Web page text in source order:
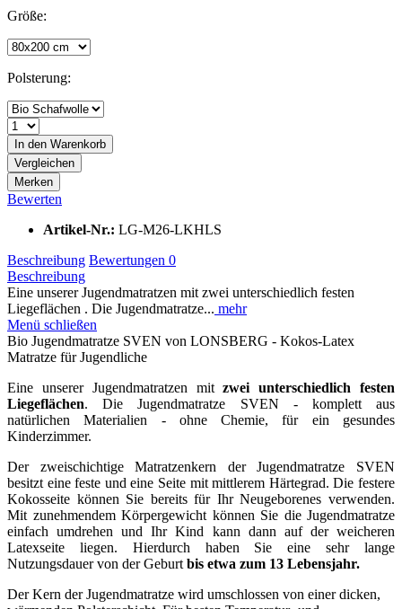
Größe:
Polsterung:
In den Warenkorb
Vergleichen
Merken
Bewerten
Artikel-Nr.: LG-M26-LKHLS
Beschreibung Bewertungen 0
Beschreibung
Eine unserer Jugendmatratzen mit zwei unterschiedlich festen
Liegeflächen . Die Jugendmatratze... mehr
Menü schließen
Bio Jugendmatratze SVEN von LONSBERG - Kokos-Latex
Matratze für Jugendliche
Eine unserer Jugendmatratzen mitzwei unterschiedlich festen
Liegeflächen. Die Jugendmatratze SVEN - komplett aus
natürlichen Materialien - ohne Chemie, für ein gesundes
Kinderzimmer.
Der zweischichtige Matratzenkern der Jugendmatratze SVEN
besitzt eine feste und eine Seite mit mittlerem Härtegrad. Die festere
Kokosseite können Sie bereits für Ihr Neugeborenes verwenden.
Mit zunehmendem Körpergewicht können Sie die Jugendmatratze
einfach umdrehen und Ihr Kind kann dann auf der weicheren
Latexseite liegen. Hierdurch haben Sie eine sehr lange
Nutzungsdauer von der Geburt bis etwa zum 13 Lebensjahr.
Der Kern der Jugendmatratze wird umschlossen von einer dicken,